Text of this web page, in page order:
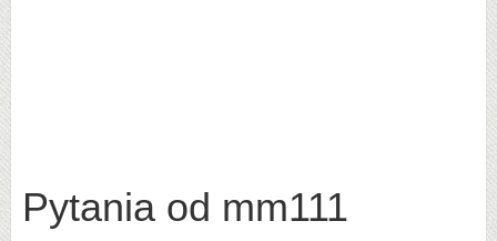
Pytania od mm111